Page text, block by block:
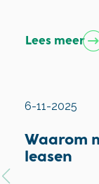
Lees meer
6-11-2025
Waarom
leasen